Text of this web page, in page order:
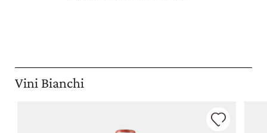
Vini Bianchi